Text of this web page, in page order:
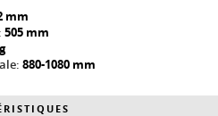
mm
505 mm
880-1080 mm